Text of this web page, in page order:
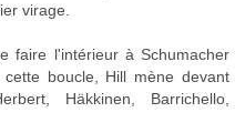
virage.
faire l'intérieur à Schumacher
boucle, Hill mène devant
Häkkinen, Barrichello,